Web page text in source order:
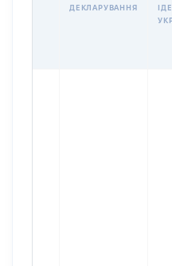
ДЕКЛАРУВАННЯ